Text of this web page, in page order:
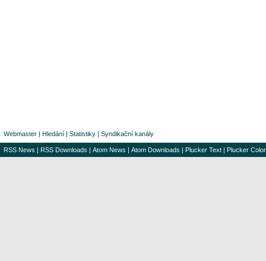
Webmaster | Hledání | Statistiky | Syndikační kanály
RSS News | RSS Downloads | Atom News | Atom Downloads | Plucker Text | Plucker Color